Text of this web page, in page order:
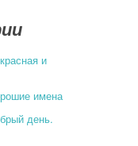
и
имена
день.